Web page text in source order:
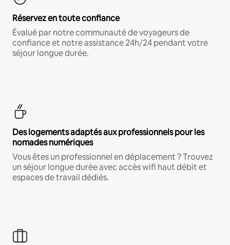
Réservez en toute confiance
Évalué par notre communauté de voyageurs de
confiance et notre assistance 24h/24 pendant votre
séjour longue durée.
Des logements adaptés aux professionnels pour les
nomades numériques
Vous êtes un professionnel en déplacement ? Trouvez
un séjour longue durée avec accès wifi haut débit et
espaces de travail dédiés.